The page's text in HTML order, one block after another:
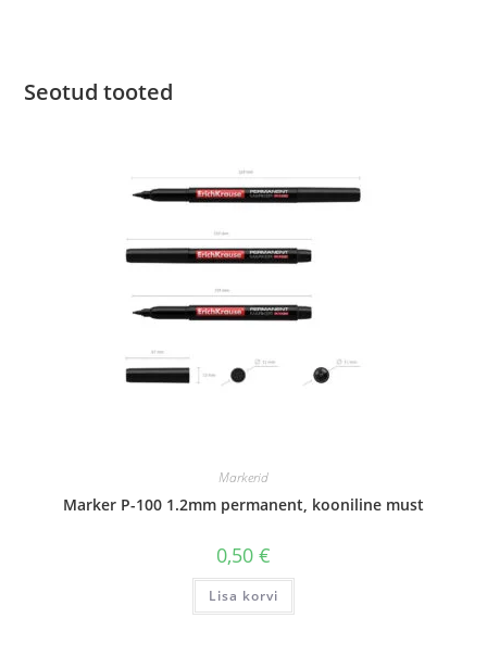
Seotud tooted
Markerid
Marker P-100 1.2mm permanent, kooniline must
0,50 €
Lisa korvi